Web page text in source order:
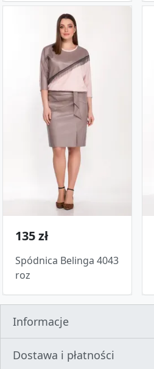
135 zł
Spódnica Belinga 4043
roz
Informacje
Dostawa i płatności